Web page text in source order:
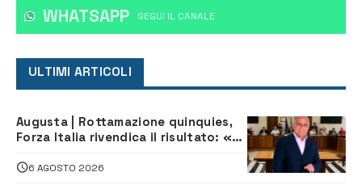
WHATSAPP ‎SEGUI IL CANALE
ULTIMI ARTICOLI
Augusta | Rottamazione quinquies,
Forza Italia rivendica il risultato: «La
6 AGOSTO 2026